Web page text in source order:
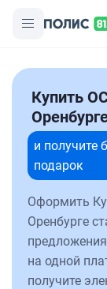
Купить
и получите
подарок
Оформить
Оренбурге
на одной
получите